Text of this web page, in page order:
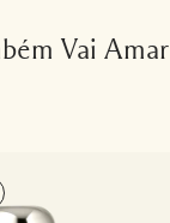
Vai Amar